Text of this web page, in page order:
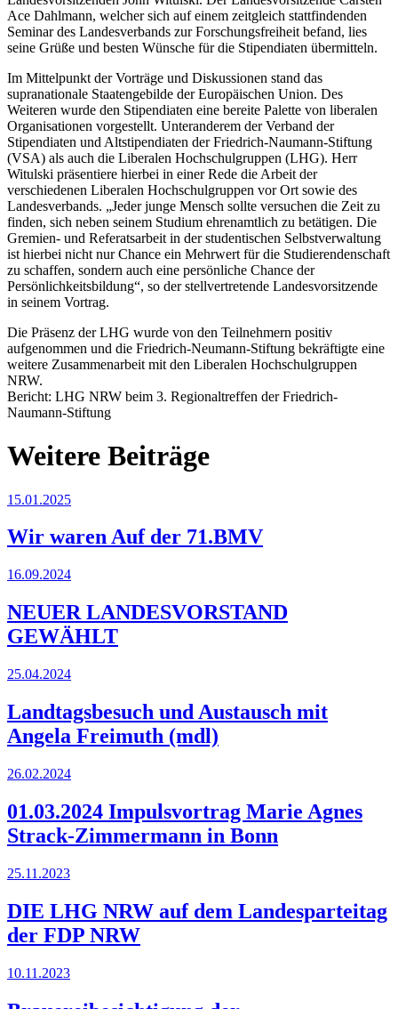
Ace Dahlmann, welcher sich auf einem zeitgleich stattfindenden
Seminar des Landesverbands zur Forschungsfreiheit befand, lies
seine Grüße und besten Wünsche für die Stipendiaten übermitteln.
Im Mittelpunkt der Vorträge und Diskussionen stand das
supranationale Staatengebilde der Europäischen Union. Des
Weiteren wurde den Stipendiaten eine bereite Palette von liberalen
Organisationen vorgestellt. Unteranderem der Verband der
Stipendiaten und Altstipendiaten der Friedrich-Naumann-Stiftung
(VSA) als auch die Liberalen Hochschulgruppen (LHG). Herr
Witulski präsentiere hierbei in einer Rede die Arbeit der
verschiedenen Liberalen Hochschulgruppen vor Ort sowie des
Landesverbands. „Jeder junge Mensch sollte versuchen die Zeit zu
finden, sich neben seinem Studium ehrenamtlich zu betätigen. Die
Gremien- und Referatsarbeit in der studentischen Selbstverwaltung
ist hierbei nicht nur Chance ein Mehrwert für die Studierendenschaft
zu schaffen, sondern auch eine persönliche Chance der
Persönlichkeitsbildung“, so der stellvertretende Landesvorsitzende
in seinem Vortrag.
Die Präsenz der LHG wurde von den Teilnehmern positiv
aufgenommen und die Friedrich-Neumann-Stiftung bekräftigte eine
weitere Zusammenarbeit mit den Liberalen Hochschulgruppen
NRW.
Bericht: LHG NRW beim 3. Regionaltreffen der Friedrich-
Naumann-Stiftung
Weitere Beiträge
15.01.2025
Wir waren Auf der 71.BMV
16.09.2024
NEUER LANDESVORSTAND
GEWÄHLT
25.04.2024
Landtagsbesuch und Austausch mit
Angela Freimuth (mdl)
26.02.2024
01.03.2024 Impulsvortrag Marie Agnes
Strack-Zimmermann in Bonn
25.11.2023
DIE LHG NRW auf dem Landesparteitag
der FDP NRW
10.11.2023